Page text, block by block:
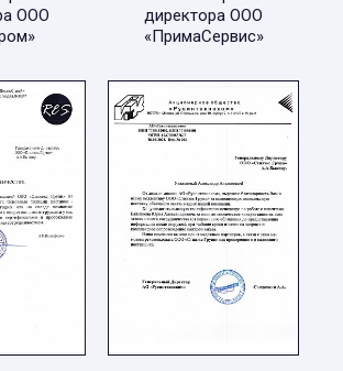
ООО
директора ООО
«ПримаСервис»